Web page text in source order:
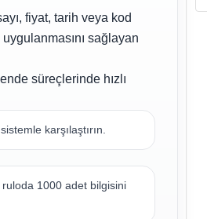
fiyat, tarih veya kod
sağlayan
süreçlerinde hızlı
karşılaştırın.
1000 adet bilgisini